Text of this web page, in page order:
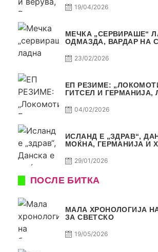
19/04/2026
МЕЧКА „СЕРВИРАШЕ“
ОДМАЗДА, ВАРДАР НА
АВТОКОМАНДА
23/02/2026
ЕП РЕЗИМЕ:
ГИТСЕЛ И ГЕРМАНИЈА,
04/02/2026
ИСЛАНД Е „ЗДРАВ“,
МОЌНА, ГЕРМАНИЈА И
29/01/2026
ПОСЛЕ БИТКА
МАЛА ХРОНОЛОГИЈА
ЗА СВЕТСКО
19/05/2026